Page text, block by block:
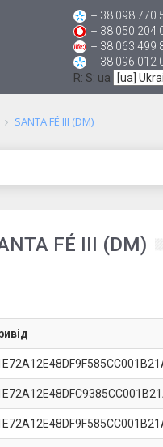
+ 38 098 770
+ 38 050 204
+ 38 063 499
+ 38 096 012
R: S: ua
SANTA FÉ III (DM)
FÉ III (DM)